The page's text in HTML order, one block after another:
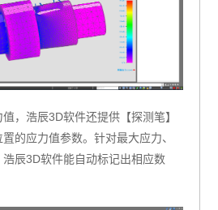
，浩辰3D软件还提供【探测笔】
的应力值参数。针对最大应力、
辰3D软件能自动标记出相应数